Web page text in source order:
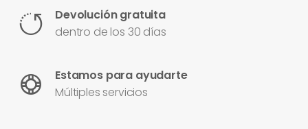
Devolución gratuita
dentro de los 30 días
Estamos para ayudarte
Múltiples servicios